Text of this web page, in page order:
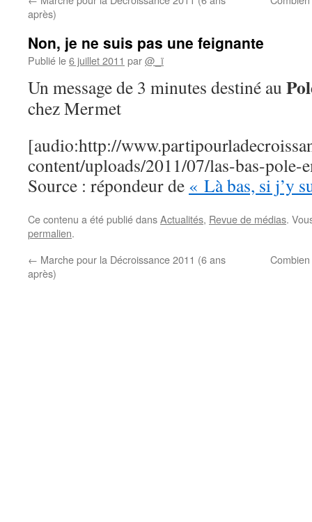
après)
Non, je ne suis pas une feignante
Publié le6 juillet 2011 par@_ï
Un message de 3 minutes destiné au
chez Mermet
[audio:http://
content/uploads/2011/07/las-bas-
Source : répondeur de « Là bas, si j’y
Ce contenu a été publié dansActualités, Revue de médias.
permalien.
← Marche pour la Décroissance 2011 (6 ans
après)